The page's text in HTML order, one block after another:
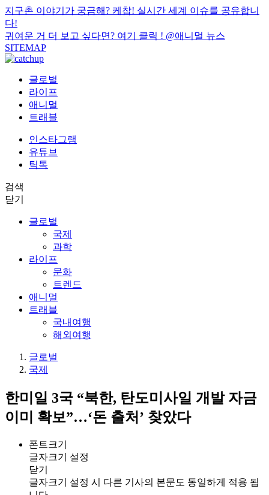
지구촌 이야기가 궁금해? 케찹! 실시간 세계 이슈를 공유합니
다!
귀여운 거 더 보고 싶다면? 여기 클릭 ! @애니멀 뉴스
SITEMAP
글로벌
라이프
애니멀
트래블
인스타그램
유튜브
틱톡
검색
닫기
글로벌
국제
과학
라이프
문화
트렌드
애니멀
트래블
국내여행
해외여행
글로벌
국제
한미일 3국 “북한, 탄도미사일 개발 자금
이미 확보”…‘돈 출처’ 찾았다
폰트크기
글자크기 설정
닫기
글자크기 설정 시 다른 기사의 본문도 동일하게 적용 됩